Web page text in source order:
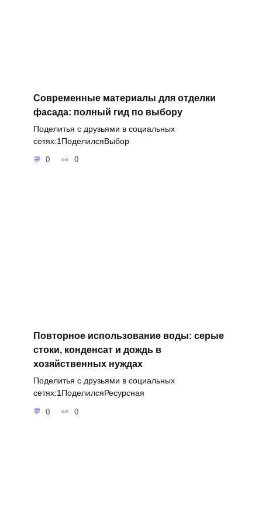
Современные материалы для отделки
фасада: полный гид по выбору
Поделитья с друзьями в социальных
сетях:1ПоделилсяВыбор
0 0
Повторное использование воды: серые
стоки, конденсат и дождь в
хозяйственных нуждах
Поделитья с друзьями в социальных
сетях:1ПоделилсяРесурсная
0 0